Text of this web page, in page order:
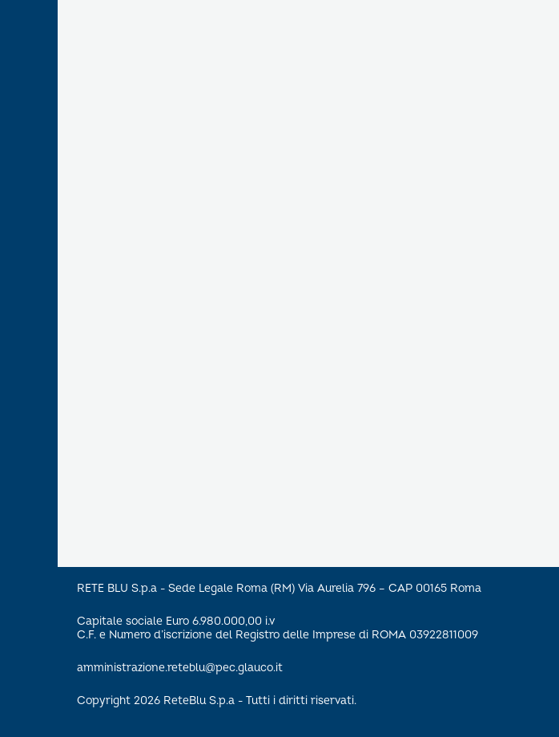
RETE BLU S.p.a - Sede Legale Roma (RM) Via Aurelia 796 – CAP 00165 Roma
Capitale sociale Euro 6.980.000,00 i.v
C.F. e Numero d’iscrizione del Registro delle Imprese di ROMA 03922811009
amministrazione.reteblu@pec.glauco.it
Copyright 2026 ReteBlu S.p.a - Tutti i diritti riservati.